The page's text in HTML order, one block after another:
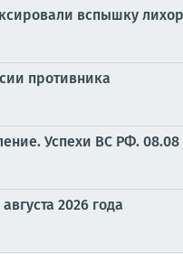
вспышку
противника
Успехи ВС РФ. 08.08
2026 года